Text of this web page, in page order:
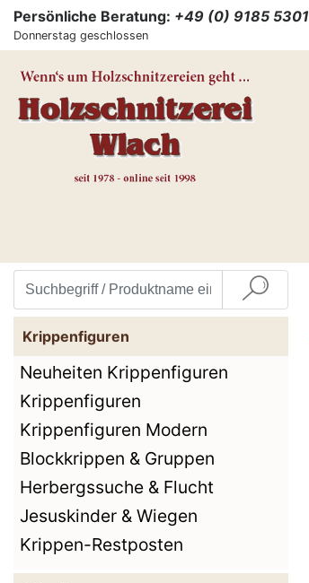
Persönliche Beratung: +49 (0) 9185 5301
Donnerstag geschlossen
Krippenfiguren
Neuheiten Krippenfiguren
Krippenfiguren
Krippenfiguren Modern
Blockkrippen & Gruppen
Herbergssuche & Flucht
Jesuskinder & Wiegen
Krippen-Restposten